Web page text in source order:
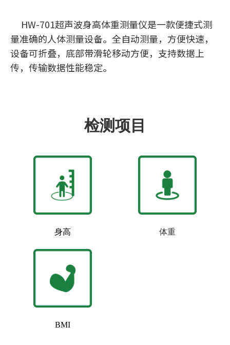
HW-701超声波身高体重测量仪是一款便捷式测
量准确的人体测量设备。全自动测量，方便快速，
设备可折叠，底部带滑轮移动方便，支持数据上
传，传输数据性能稳定。
检测项目
身高 体重
BMI